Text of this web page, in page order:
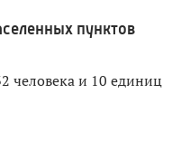
пунктов
человека и 10 единиц